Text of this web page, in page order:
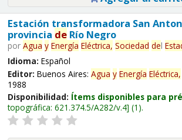
Estación transformadora San
provincia deRío Negro
por Agua y Energía Eléctrica, Sociedad del
Idioma: Español
Editor: Buenos Aires: Agua y Energía Eléctrica,
1988
Disponibilidad: Ítems disponibles para
topográfica: 621.374.5/A282/v.4 (1).